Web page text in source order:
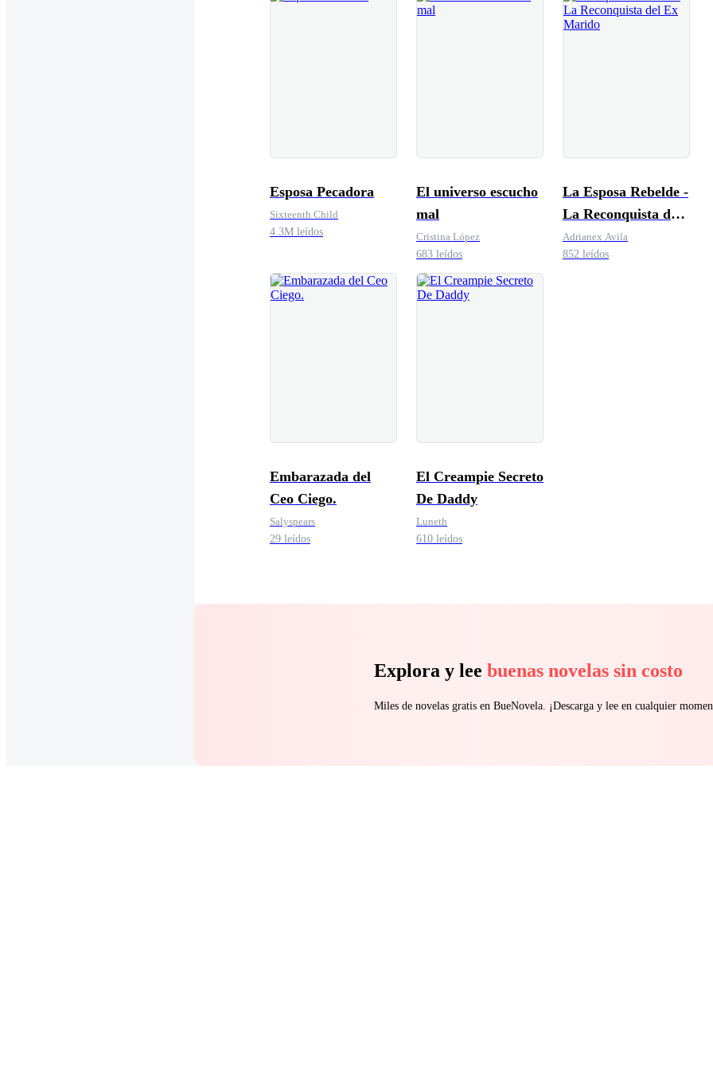
Esposa Pecadora
Sixteenth Child
4.3M leídos
El universo escucho
mal
Cristina López
683 leídos
La Esposa Rebelde -
La Reconquista del
Ex Marido
Adrianex Avila
852 leídos
Embarazada del
Ceo Ciego.
Salyspears
29 leídos
El Creampie Secreto
De Daddy
Luneth
610 leídos
Explora y lee buenas novelas sin costo
Miles de novelas gratis en BueNovela. ¡Descarga y lee en cualquier